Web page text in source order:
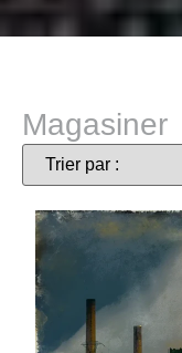
Magasiner